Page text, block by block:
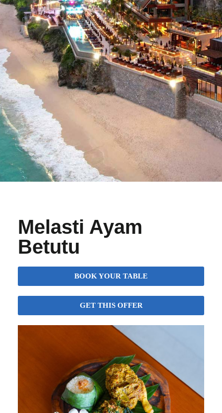
Melasti Ayam
Betutu
BOOK YOUR TABLE
GET THIS OFFER